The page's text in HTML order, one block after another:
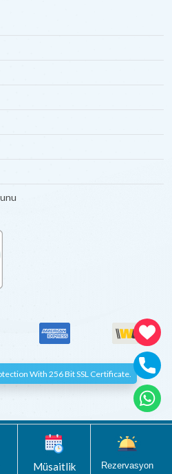
With 256 Bit SSL Certificate.
| All Rights Reserved
Müsaitlik Rezervasyon